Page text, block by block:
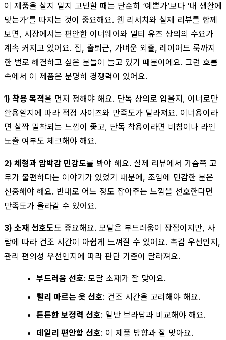
이 제품을 살지 말지 고민할 때는 단순히 ‘예쁜가’보다 ‘내 생활에
맞는가’를 따지는 것이 중요해요. 웹 리서치와 실제 리뷰를 함께
보면, 시장에서는 편안한 이너웨어와 멀티 유즈 상의의 수요가
계속 커지고 있어요. 집, 출퇴근, 가벼운 외출, 레이어드 룩까지
한 벌로 해결하고 싶은 분들이 늘고 있기 때문이에요. 그런 흐름
속에서 이 제품은 분명히 경쟁력이 있어요.
1) 착용 목적을 먼저 정해야 해요. 단독 상의로 입을지, 이너로만
활용할지에 따라 적정 사이즈와 만족도가 달라져요. 이너용이라
면 살짝 밀착되는 느낌이 좋고, 단독 착용이라면 비침이나 라인
노출 여부도 체크해야 해요.
2) 체형과 압박감 민감도를 봐야 해요. 실제 리뷰에서 가슴쪽 고
무가 불편하다는 이야기가 있었기 때문에, 조임에 민감한 분은
신중해야 해요. 반대로 어느 정도 잡아주는 느낌을 선호한다면
만족도가 올라갈 수 있어요.
3) 소재 선호도도 중요해요. 모달은 부드러움이 장점이지만, 사
람에 따라 건조 시간이 아쉽게 느껴질 수 있어요. 촉감 우선인지,
관리 편의성 우선인지에 따라 판단 기준이 달라져요.
부드러움 선호: 모달 소재가 잘 맞아요.
빨리 마르는 옷 선호: 건조 시간을 고려해야 해요.
튼튼한 보정력 선호: 일반 브라탑과 비교해야 해요.
데일리 편안함 선호: 이 제품 방향과 잘 맞아요.